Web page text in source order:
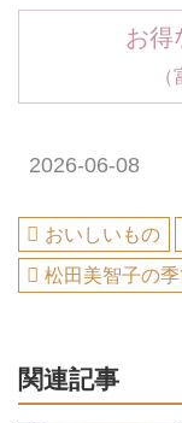
お得
（
2026-06-08
おいしいもの
松田美智子の
関連記事